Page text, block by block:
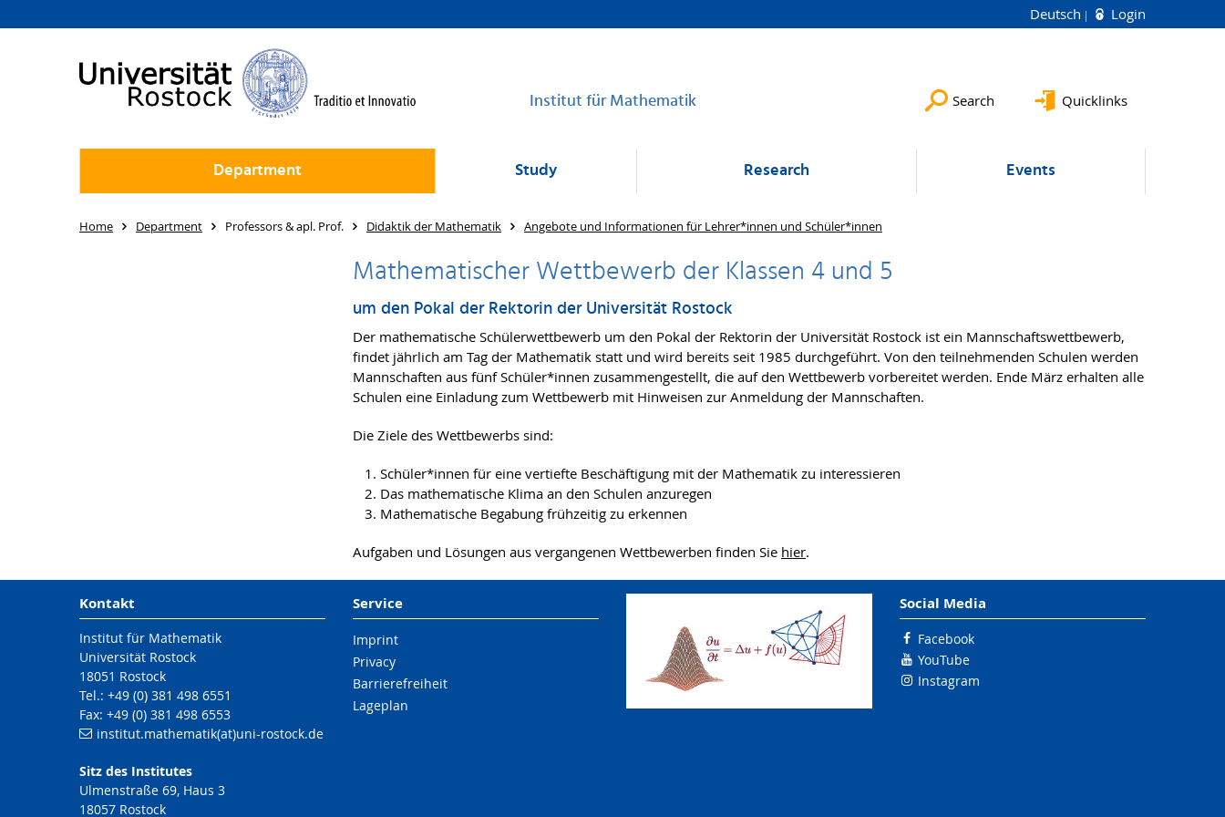
Deutsch Login
Institut für Mathematik Search Quicklinks
Department Study Research Events
Home Department Professors & apl. Prof. Didaktik der Mathematik Angebote und Informationen für Lehrer*innen und Schüler*innen
Mathematischer Wettbewerb der Klassen 4 und 5
um den Pokal der Rektorin der Universität Rostock
Der mathematische Schülerwettbewerb um den Pokal der Rektorin der Universität Rostock ist ein Mannschaftswettbewerb,
findet jährlich am Tag der Mathematik statt und wird bereits seit 1985 durchgeführt. Von den teilnehmenden Schulen werden
Mannschaften aus fünf Schüler*innen zusammengestellt, die auf den Wettbewerb vorbereitet werden. Ende März erhalten alle
Schulen eine Einladung zum Wettbewerb mit Hinweisen zur Anmeldung der Mannschaften.
Die Ziele des Wettbewerbs sind:
Schüler*innen für eine vertiefte Beschäftigung mit der Mathematik zu interessieren
Das mathematische Klima an den Schulen anzuregen
Mathematische Begabung frühzeitig zu erkennen
Aufgaben und Lösungen aus vergangenen Wettbewerben finden Sie hier.
Kontakt
Institut für Mathematik
Universität Rostock
18051 Rostock
Tel.: +49 (0) 381 498 6551
Fax: +49 (0) 381 498 6553
institut.mathematik(at)uni-rostock.de
Sitz des Institutes
Ulmenstraße 69, Haus 3
18057 Rostock
Service
Imprint
Privacy
Barrierefreiheit
Lageplan
Social Media
Facebook
YouTube
Instagram